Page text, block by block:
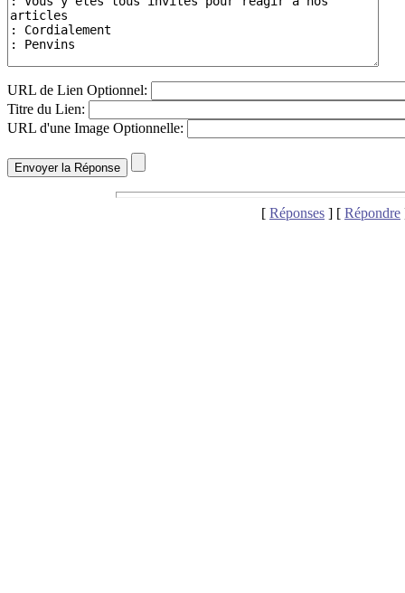
URL de Lien Optionnel:
Titre du Lien:
URL d'une Image Optionnelle:
[ Réponses ] [ Répondre